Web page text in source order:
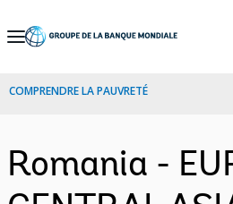
Skip
Navigation
COMPRENDRE LA PAUVRETÉ
Romania -